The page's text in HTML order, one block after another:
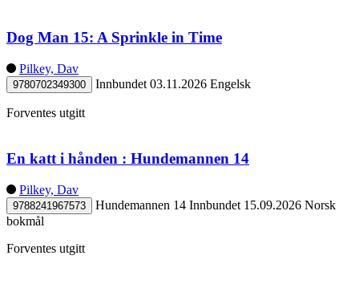
Dog Man 15: A Sprinkle in Time
Pilkey, Dav
9780702349300 Innbundet 03.11.2026 Engelsk
Forventes utgitt
En katt i hånden : Hundemannen 14
Pilkey, Dav
9788241967573 Hundemannen 14 Innbundet 15.09.2026 Norsk
bokmål
Forventes utgitt